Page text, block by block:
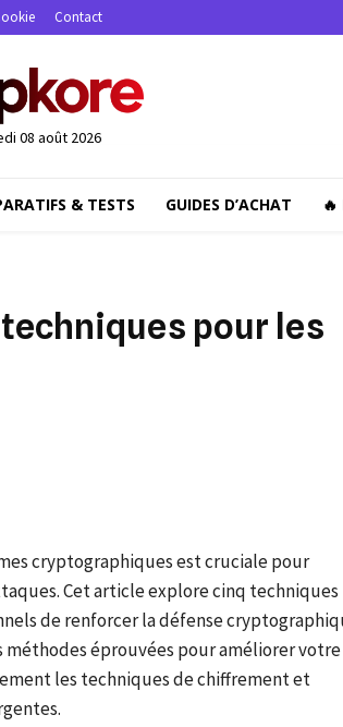
Contact
08 août 2026
& TESTS GUIDES D’ACHAT 🔥
pour les
cryptographiques est cruciale pour
Cet article explore cinq techniques
de renforcer la défense
méthodes éprouvées pour améliorer votre
les techniques de chiffrement et